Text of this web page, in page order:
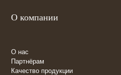
О компании
О нас
Партнёрам
Качество продукции